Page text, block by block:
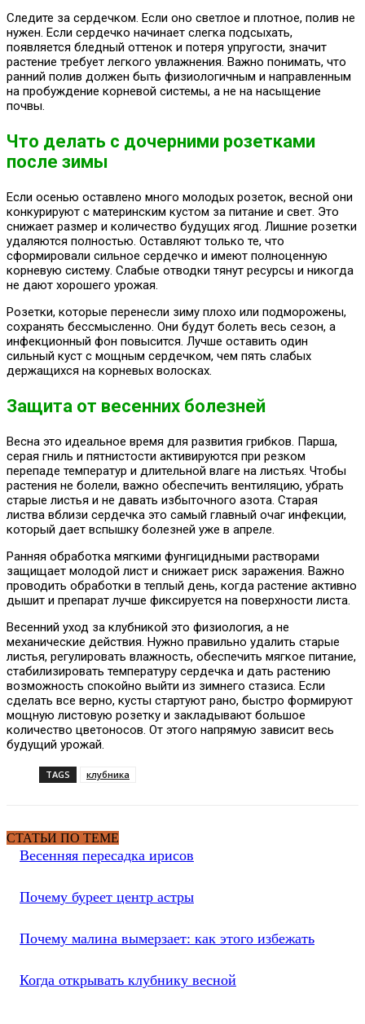
Следите за сердечком. Если оно светлое и плотное, полив не
нужен. Если сердечко начинает слегка подсыхать,
появляется бледный оттенок и потеря упругости, значит
растение требует легкого увлажнения. Важно понимать, что
ранний полив должен быть физиологичным и направленным
на пробуждение корневой системы, а не на насыщение
почвы.
Что делать с дочерними розетками
после зимы
Если осенью оставлено много молодых розеток, весной они
конкурируют с материнским кустом за питание и свет. Это
снижает размер и количество будущих ягод. Лишние розетки
удаляются полностью. Оставляют только те, что
сформировали сильное сердечко и имеют полноценную
корневую систему. Слабые отводки тянут ресурсы и никогда
не дают хорошего урожая.
Розетки, которые перенесли зиму плохо или подморожены,
сохранять бессмысленно. Они будут болеть весь сезон, а
инфекционный фон повысится. Лучше оставить один
сильный куст с мощным сердечком, чем пять слабых
держащихся на корневых волосках.
Защита от весенних болезней
Весна это идеальное время для развития грибков. Парша,
серая гниль и пятнистости активируются при резком
перепаде температур и длительной влаге на листьях. Чтобы
растения не болели, важно обеспечить вентиляцию, убрать
старые листья и не давать избыточного азота. Старая
листва вблизи сердечка это самый главный очаг инфекции,
который дает вспышку болезней уже в апреле.
Ранняя обработка мягкими фунгицидными растворами
защищает молодой лист и снижает риск заражения. Важно
проводить обработки в теплый день, когда растение активно
дышит и препарат лучше фиксируется на поверхности листа.
Весенний уход за клубникой это физиология, а не
механические действия. Нужно правильно удалить старые
листья, регулировать влажность, обеспечить мягкое питание,
стабилизировать температуру сердечка и дать растению
возможность спокойно выйти из зимнего стазиса. Если
сделать все верно, кусты стартуют рано, быстро формируют
мощную листовую розетку и закладывают большое
количество цветоносов. От этого напрямую зависит весь
будущий урожай.
TAGS клубника
СТАТЬИ ПО ТЕМЕ
Весенняя пересадка ирисов
Почему буреет центр астры
Почему малина вымерзает: как этого избежать
Когда открывать клубнику весной